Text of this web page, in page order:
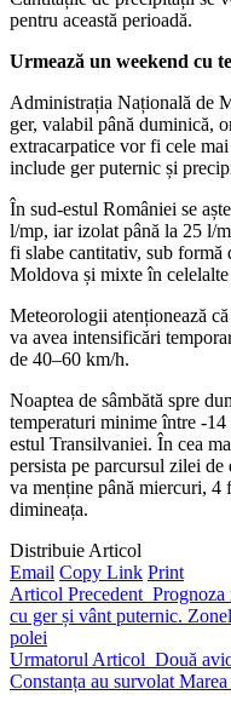
pentru această perioadă.
Urmează un weekend cu
Administrația Națională de
ger, valabil până duminică,
extracarpatice vor fi cele
include ger puternic și
În sud-estul României se
l/mp, iar izolat până la 25 l/
fi slabe cantitativ, sub formă
Moldova și mixte în
Meteorologii atenționează
va avea intensificări
de 40–60 km/h.
Noaptea de sâmbătă spre
temperaturi minime între -
estul Transilvaniei. În cea
persista pe parcursul zilei
va menține până miercuri, 4
dimineața.
Distribuie Articol
Email Copy Link Print
Articol Precedent Prognoza
cu ger și vânt puternic.
polei
Urmatorul Articol Două
Constanța au survolat